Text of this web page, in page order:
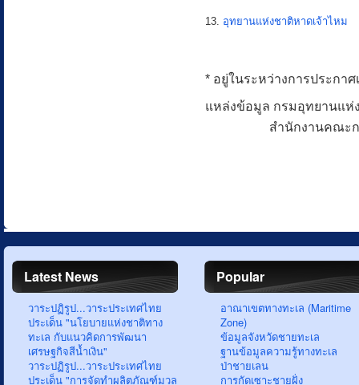
13. อุทยานแห่งชาติหาดเจ้าไหม
* อยู่ในระหว่างการประกา
แหล่งข้อมูล กรมอุทยานแห่
สำนักงานคณะกรร
Latest News
วาระปฏิรูป...วาระประเทศไทย
ประเด็น "นโยบายแห่งชาติทาง
ทะเล กับแนวคิดการพัฒนา
เศรษฐกิจสีน้ำเงิน"
วาระปฏิรูป...วาระประเทศไทย
ประเด็น "การจัดทำผลิตภัณฑ์มวล
Popular
อาณาเขตทางทะเล (Maritime
Zone)
ข้อมูลจังหวัดชายทะเล
ฐานข้อมูลความรู้ทางทะเล
ป่าชายเลน
การกัดเซาะชายฝั่ง